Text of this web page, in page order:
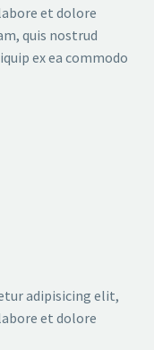
et dolore
quis nostrud
ex ea commodo
adipisicing elit,
et dolore